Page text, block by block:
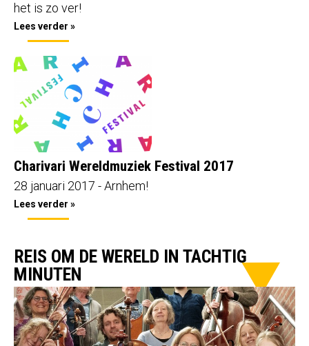
het is zo ver!
Lees verder »
Charivari Wereldmuziek Festival 2017
28 januari 2017 - Arnhem!
Lees verder »
REIS OM DE WERELD IN TACHTIG
MINUTEN